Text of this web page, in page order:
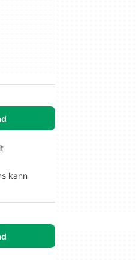
kann